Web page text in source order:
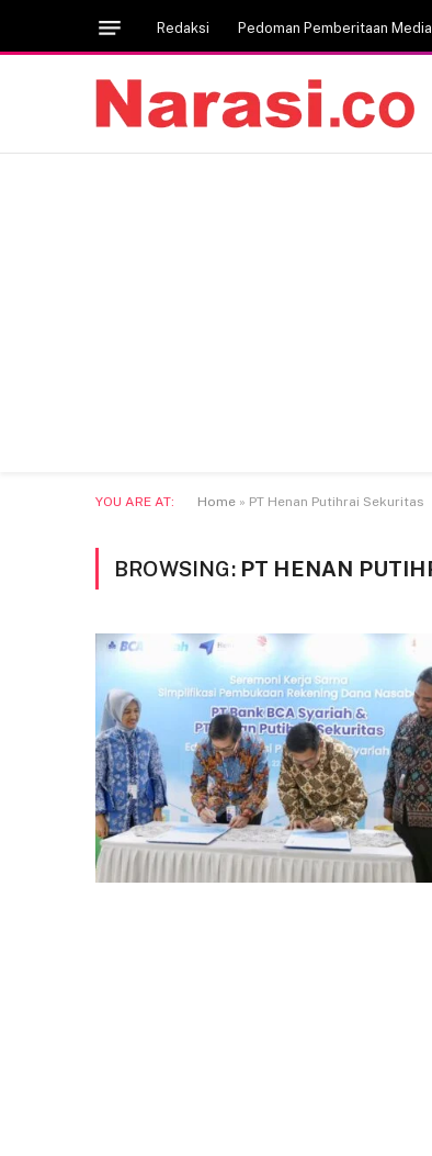
Redaksi Pedoman Pemberitaan
YOU ARE AT: Home » PT Henan Putihrai Sekuritas
BROWSING: PT HENAN